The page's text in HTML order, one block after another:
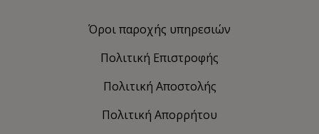
Όροι παροχής υπηρεσιών
Πολιτική Eπιστροφής
Πολιτική Αποστολής
Πολιτική Απορρήτου